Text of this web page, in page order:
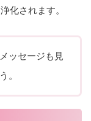
化されます。
ッセージも見
。